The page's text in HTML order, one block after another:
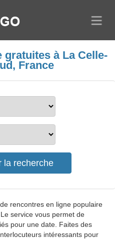
gratuites à La Celle-
France
rencontres en ligne populaire
service vous permet de
pour une date. Faites des
intéressants pour